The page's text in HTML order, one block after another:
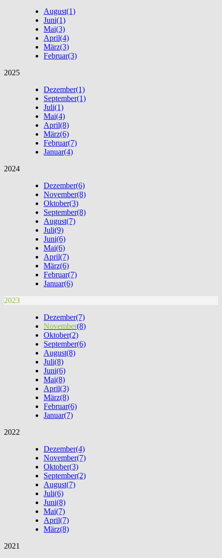
August(1)
Juni(1)
Mai(3)
April(4)
März(3)
Februar(3)
2025
Dezember(1)
September(1)
Juli(1)
Mai(4)
April(8)
März(6)
Februar(7)
Januar(4)
2024
Dezember(6)
November(8)
Oktober(3)
September(8)
August(7)
Juli(9)
Juni(6)
Mai(6)
April(7)
März(6)
Februar(7)
Januar(6)
2023
Dezember(7)
November(8)
Oktober(2)
September(6)
August(8)
Juli(8)
Juni(6)
Mai(8)
April(3)
März(8)
Februar(6)
Januar(7)
2022
Dezember(4)
November(7)
Oktober(3)
September(2)
August(7)
Juli(6)
Juni(8)
Mai(7)
April(7)
März(8)
2021